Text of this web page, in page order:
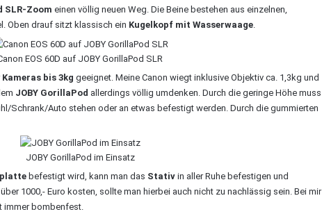
SLR-Zoom einen völlig neuen Weg. Die Beine bestehen aus einzelnen,
Oben drauf sitzt klassisch ein Kugelkopf mit Wasserwaage.
EOS 60D auf JOBY GorillaPod SLR
Kameras bis 3kg geeignet. Meine Canon wiegt inklusive Objektiv ca. 1,3kg und
JOBY GorillaPod allerdings völlig umdenken. Durch die geringe Höhe muss
Schrank/Auto stehen oder an etwas befestigt werden. Durch die gummierten
JOBY GorillaPod im Einsatz
befestigt wird, kann man das Stativ in aller Ruhe befestigen und
1000,- Euro kosten, sollte man hierbei auch nicht zu nachlässig sein. Bei mir
immer bombenfest.